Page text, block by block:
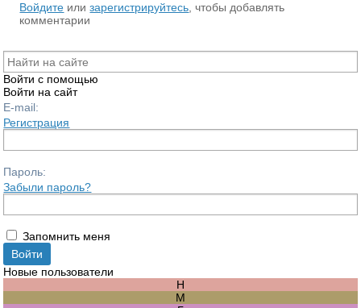
Войдите илизарегистрируйтесь , чтобы добавлять
комментарии
Войти с помощью
Войти на сайт
E-mail:
Регистрация
Пароль:
Забыли пароль?
Запомнить меня
Новые пользователи